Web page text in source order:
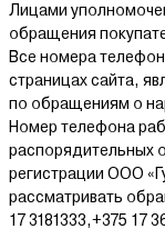
Лицами
обращения
Все номера
страницах сайта,
по обращениям о
Номер телефона
распорядительных
регистрации ООО
рассматривать
17 3181333,+375 17